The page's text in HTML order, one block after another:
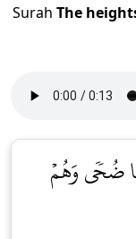
Surah The
ضُحٗى وَهُمۡ